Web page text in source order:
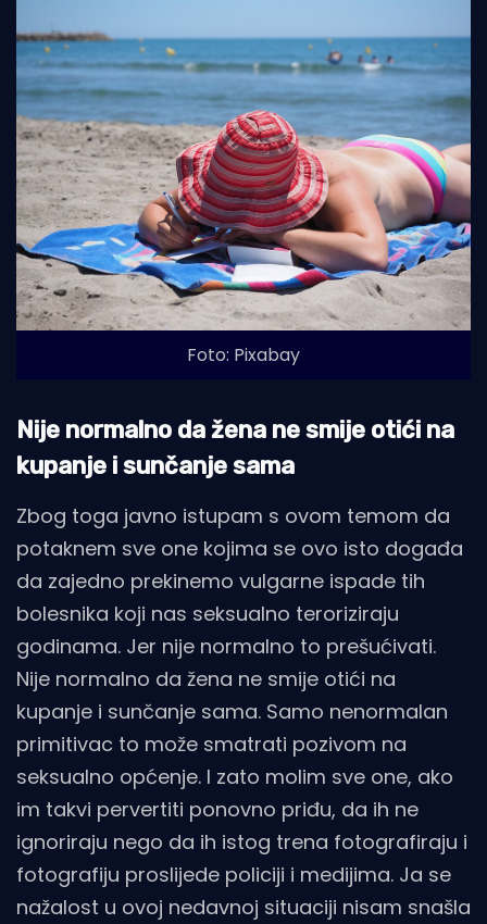
Foto: Pixabay
Nije normalno da žena ne smije otići na
kupanje i sunčanje sama
Zbog toga javno istupam s ovom temom da
potaknem sve one kojima se ovo isto događa
da zajedno prekinemo vulgarne ispade tih
bolesnika koji nas seksualno teroriziraju
godinama. Jer nije normalno to prešućivati.
Nije normalno da žena ne smije otići na
kupanje i sunčanje sama. Samo nenormalan
primitivac to može smatrati pozivom na
seksualno općenje. I zato molim sve one, ako
im takvi pervertiti ponovno priđu, da ih ne
ignoriraju nego da ih istog trena fotografiraju i
fotografiju proslijede policiji i medijima. Ja se
nažalost u ovoj nedavnoj situaciji nisam snašla